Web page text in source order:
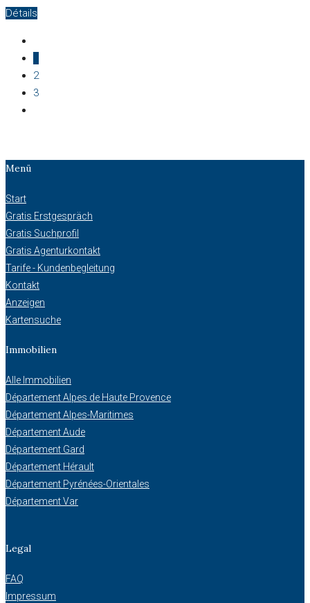
Détails
2
3
Menü
Start
Gratis Erstgespräch
Gratis Suchprofil
Gratis Agenturkontakt
Tarife - Kundenbegleitung
Kontakt
Anzeigen
Kartensuche
Immobilien
Alle Immobilien
Département Alpes de Haute Provence
Département Alpes-Maritimes
Département Aude
Département Gard
Département Hérault
Département Pyrénées-Orientales
Département Var
Legal
FAQ
Impressum